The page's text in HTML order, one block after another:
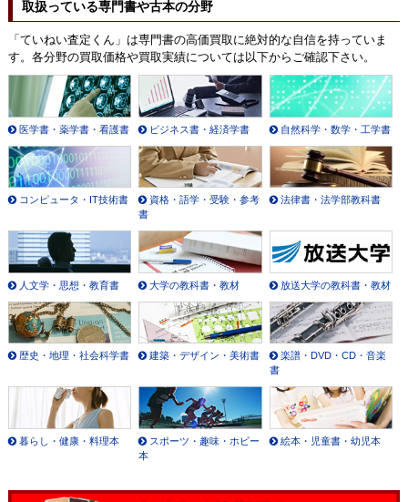
取扱っている専門書や古本の分野
「ていねい査定くん」は専門書の高価買取に絶対的な自信を持っていま
す。各分野の買取価格や買取実績については以下からご確認下さい。
医学書・薬学書・看護書 ビジネス書・経済学書 自然科学・数学・工学書
コンピュータ・IT技術書
資格・語学・受験・参考
書
法律書・法学部教科書
人文学・思想・教育書 大学の教科書・教材 放送大学の教科書・教材
歴史・地理・社会科学書 建築・デザイン・美術書
楽譜・DVD・CD・音楽
書
暮らし・健康・料理本
スポーツ・趣味・ホビー
本
絵本・児童書・幼児本